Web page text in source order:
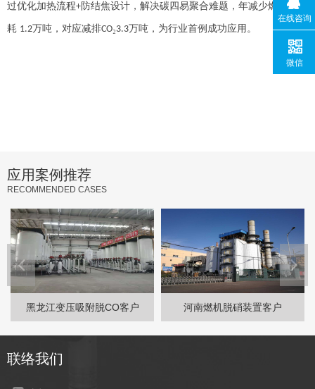
过优化加热流程+防结焦设计，解决碳四易聚合难题，年减少燃料气消
耗 1.2万吨，对应减排CO₂3.3万吨，为行业首例成功应用。
应用案例推荐
RECOMMENDED CASES
黑龙江变压吸附脱CO客户 河南燃机脱硝装置客户
联络我们
在线咨询
微信